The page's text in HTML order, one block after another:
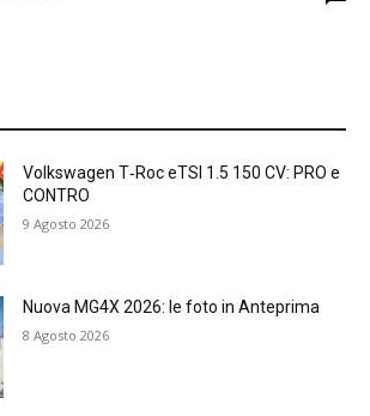
Volkswagen T‑Roc eTSI 1.5 150 CV: PRO e
CONTRO
9 Agosto 2026
Nuova MG4X 2026: le foto in Anteprima
8 Agosto 2026